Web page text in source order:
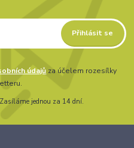
Přihlásit se
údajů za účelem rozesílky
jednou za 14 dní.